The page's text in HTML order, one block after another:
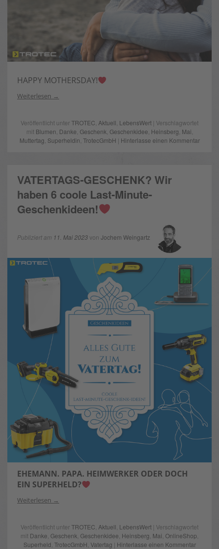
HAPPY MOTHERSDAY!
Weiterlesen
Veröffentlicht unterTROTEC Aktuell LebensWert | Verschlagwortet
mit Blumen Danke Geschenk Geschenkidee Heinsberg Mai
Muttertag Superheldin TrotecGmbH | Hinterlasse einen Kommentar
VATERTAGS-GESCHENK? Wir
haben 6 coole Last-Minute-
Geschenkideen!
Publiziert am 11. Mai 2023von Jochem Weingartz
EHEMANN. PAPA. HEIMWERKER ODER DOCH
EIN SUPERHELD?
Weiterlesen
Veröffentlicht unterTROTEC Aktuell LebensWert | Verschlagwortet
mit Danke Geschenk Geschenkidee Heinsberg Mai OnlineShop
Superheld TrotecGmbH Vatertag | Hinterlasse einen Kommentar